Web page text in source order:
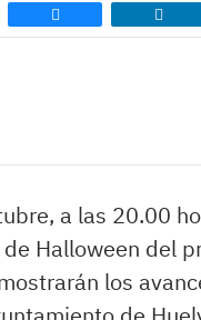
a las 20.00
Halloween del
los